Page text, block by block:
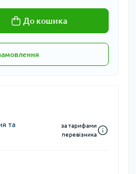
До кошика
та
за тарифами
перевізника